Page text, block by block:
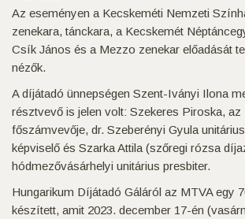
Az eseményen a Kecskeméti Nemzeti
zenekara, tánckara, a Kecskemét
Csík János és a Mezzo zenekar előadását
nézők.
A díjátadó ünnepségen Szent-Iványi Ilona
résztvevő is jelen volt: Szekeres Piroska, az
főszámvevője, dr. Szeberényi Gyula
képviselő és Szarka Attila (szőregi rózsa
hódmezővásárhelyi unitárius presbiter.
Hungarikum Díjátadó Gáláról az MTVA egy
készített, amit 2023. december 17-én